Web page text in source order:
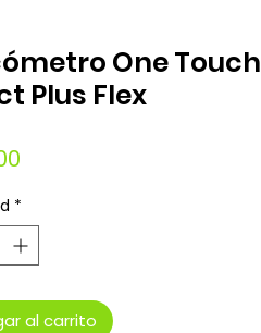
One Touch
Plus Flex
*
al carrito